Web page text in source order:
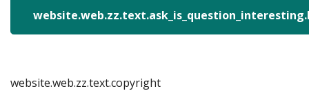
website.web.zz.text.copyright